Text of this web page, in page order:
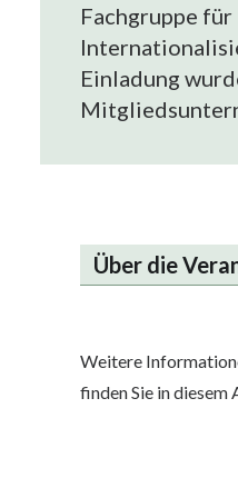
Fachgruppe für
Einladung
Über die
Weitere
finden Sie in diesem